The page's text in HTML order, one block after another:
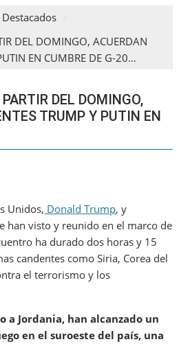
Destacados
DEL DOMINGO, ACUERDAN
EN CUMBRE DE G-20…
DEL DOMINGO,
TRUMP Y PUTIN EN
Unidos, Donald Trump, y
han visto y reunido en el marco de
ha durado dos horas y 15
candentes como Siria, Corea del
el terrorismo y los
a Jordania, han alcanzado un
en el suroeste del país, una